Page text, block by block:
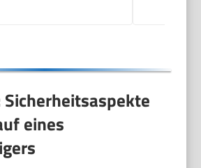
eines